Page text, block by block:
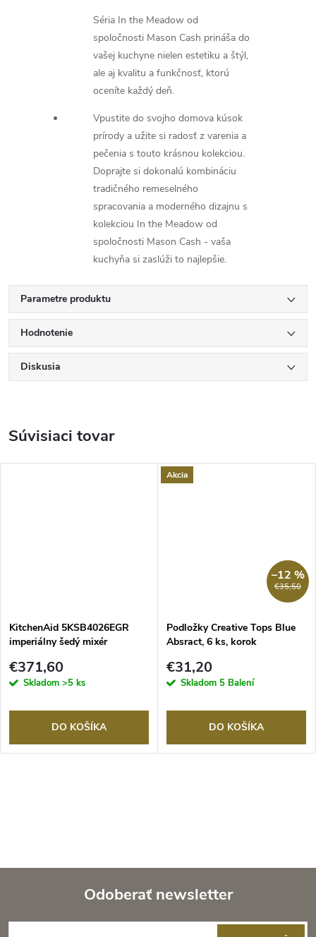
Séria In the Meadow od
spoločnosti Mason Cash prináša do
vašej kuchyne nielen estetiku a štýl,
ale aj kvalitu a funkčnosť, ktorú
oceníte každý deň.
Vpustite do svojho domova kúsok
prírody a užite si radosť z varenia a
pečenia s touto krásnou kolekciou.
Doprajte si dokonalú kombináciu
tradičného remeselného
spracovania a moderného dizajnu s
kolekciou In the Meadow od
spoločnosti Mason Cash - vaša
kuchyňa si zaslúži to najlepšie.
Parametre produktu
Hodnotenie
Diskusia
Súvisiaci tovar
KitchenAid 5KSB4026EGR
imperiálny šedý mixér
€371,60
Skladom >5 ks
DO KOŠÍKA
Akcia
€35,50
–12 %
Podložky Creative Tops Blue
Absract, 6 ks, korok
€31,20
Skladom 5 Balení
DO KOŠÍKA
Z
Odoberať newsletter